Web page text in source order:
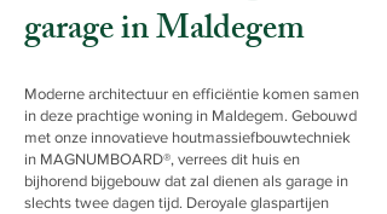
garage in Maldegem
Moderne architectuur en efficiëntie komen samen
in deze prachtige woning in Maldegem. Gebouwd
met onze innovatieve houtmassiefbouwtechniek
in MAGNUMBOARD®, verrees dit huis en
bijhorend bijgebouw dat zal dienen als garage in
slechts twee dagen tijd. Deroyale glaspartijen